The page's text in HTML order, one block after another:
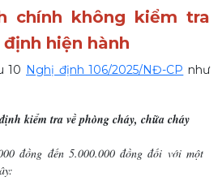
chính không kiểm tra
định hiện hành
10 Nghị định 106/2025/NĐ-CP như
kiểm tra về phòng cháy, chữa cháy
đồng đến 5.000.000 đồng đối với một